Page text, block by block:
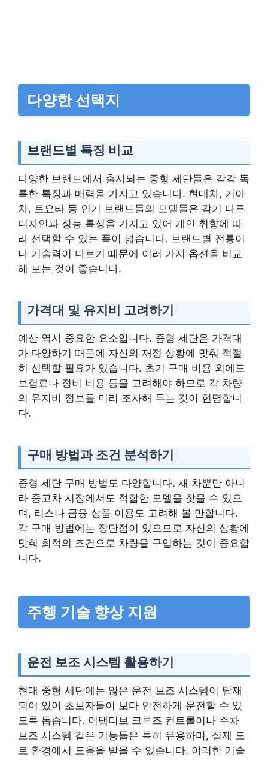
다양한 선택지
브랜드별 특징 비교
다양한 브랜드에서 출시되는 중형 세단들은 각각 독
특한 특징과 매력을 가지고 있습니다. 현대차, 기아
차, 토요타 등 인기 브랜드들의 모델들은 각기 다른
디자인과 성능 특성을 가지고 있어 개인 취향에 따
라 선택할 수 있는 폭이 넓습니다. 브랜드별 전통이
나 기술력이 다르기 때문에 여러 가지 옵션을 비교
해 보는 것이 좋습니다.
가격대 및 유지비 고려하기
예산 역시 중요한 요소입니다. 중형 세단은 가격대
가 다양하기 때문에 자신의 재정 상황에 맞춰 적절
히 선택할 필요가 있습니다. 초기 구매 비용 외에도
보험료나 정비 비용 등을 고려해야 하므로 각 차량
의 유지비 정보를 미리 조사해 두는 것이 현명합니
다.
구매 방법과 조건 분석하기
중형 세단 구매 방법도 다양합니다. 새 차뿐만 아니
라 중고차 시장에서도 적합한 모델을 찾을 수 있으
며, 리스나 금융 상품 이용도 고려해 볼 만합니다.
각 구매 방법에는 장단점이 있으므로 자신의 상황에
맞춰 최적의 조건으로 차량을 구입하는 것이 중요합
니다.
주행 기술 향상 지원
운전 보조 시스템 활용하기
현대 중형 세단에는 많은 운전 보조 시스템이 탑재
되어 있어 초보자들이 보다 안전하게 운전할 수 있
도록 돕습니다. 어댑티브 크루즈 컨트롤이나 주차
보조 시스템 같은 기능들은 특히 유용하며, 실제 도
로 환경에서 도움을 받을 수 있습니다. 이러한 기술